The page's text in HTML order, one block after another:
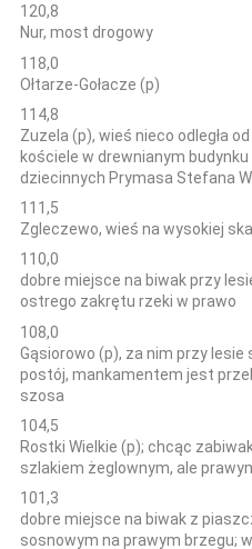
120,8
Nur, most drogowy
118,0
Ołtarze-Gołacze (p)
114,8
Zuzela (p), wieś nieco odległa
kościele w drewnianym
dziecinnych Prymasa Stefana
111,5
Zgleczewo, wieś na wysokiej
110,0
dobre miejsce na biwak przy
ostrego zakrętu rzeki w prawo
108,0
Gąsiorowo (p), za nim przy
postój, mankamentem jest
szosa
104,5
Rostki Wielkie (p); chcąc
szlakiem żeglownym, ale
101,3
dobre miejsce na biwak z
sosnowym na prawym brzegu;